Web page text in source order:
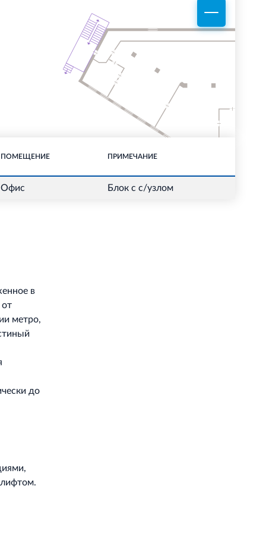
ПОМЕЩЕНИЕ ПРИМЕЧАНИЕ
Офис Блок с с/узлом
в
от
метро,
до